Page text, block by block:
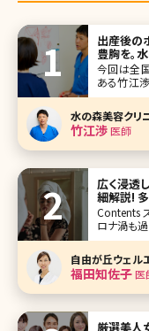
出産後の
豊胸を。
今回は全
ある竹江
ップする脂
通常の脂肪
性の多く
萎縮などの
水の森美容クリ
竹江渉医師
広く浸透
細解説!
Contents スレッドリフトとは スレッドリフトの種類 まとめ コ
ロナ渦も
があります
方が増え
自由が丘ウェル
福田知佐子医
厳選美人